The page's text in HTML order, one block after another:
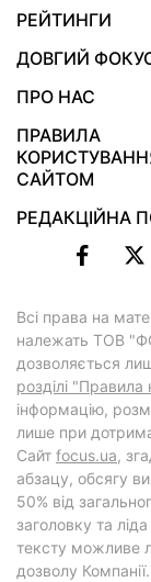
РЕЙТИНГИ
ДОВГИЙ
ПРО НАС
ПРАВИЛА
САЙТОМ
РЕДАКЦІЙНА
Всі права на
належать ТОВ
дозволяється
розділі
інформацію,
лише при
Cайт focus.ua,
абзацу, обсягу
50% від
заголовку та
тексту можливе
дозволу Компанії.